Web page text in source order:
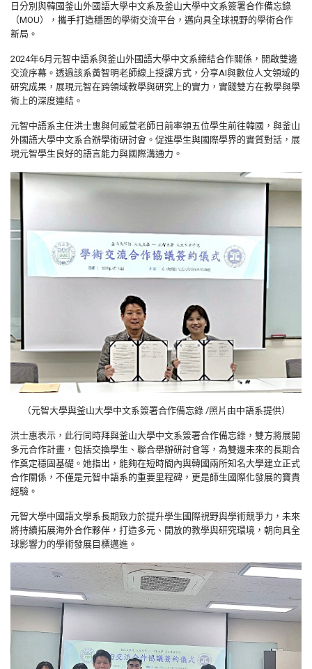
日分別與韓國釜山外國語大學中文系及釜山大學中文系簽署合作備忘錄
（MOU），攜手打造穩固的學術交流平台，邁向具全球視野的學術合作
新局。
2024年6月元智中語系與釜山外國語大學中文系締結合作關係，開啟雙邊
交流序幕。透過該系黃智明老師線上授課方式，分享AI與數位人文領域的
研究成果，展現元智在跨領域教學與研究上的實力，實踐雙方在教學與學
術上的深度連結。
元智中語系主任洪士惠與何威萱老師日前率領五位學生前往韓國，與釜山
外國語大學中文系合辦學術研討會。促進學生與國際學界的實質對話，展
現元智學生良好的語言能力與國際溝通力。
（元智大學與釜山大學中文系簽署合作備忘錄 /照片由中語系提供）
洪士惠表示，此行同時拜與釜山大學中文系簽署合作備忘錄，雙方將展開
多元合作計畫，包括交換學生、聯合舉辦研討會等，為雙邊未來的長期合
作奠定穩固基礎。她指出，能夠在短時間內與韓國兩所知名大學建立正式
合作關係，不僅是元智中語系的重要里程碑，更是師生國際化發展的寶貴
經驗。
元智大學中國語文學系長期致力於提升學生國際視野與學術競爭力，未來
將持續拓展海外合作夥伴，打造多元、開放的教學與研究環境，朝向具全
球影響力的學術發展目標邁進。